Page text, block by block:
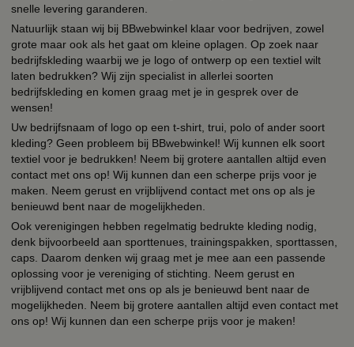
snelle levering garanderen.
Natuurlijk staan wij bij BBwebwinkel klaar voor bedrijven, zowel
grote maar ook als het gaat om kleine oplagen. Op zoek naar
bedrijfskleding waarbij we je logo of ontwerp op een textiel wilt
laten bedrukken? Wij zijn specialist in allerlei soorten
bedrijfskleding en komen graag met je in gesprek over de
wensen!
Uw bedrijfsnaam of logo op een t-shirt, trui, polo of ander soort
kleding? Geen probleem bij BBwebwinkel! Wij kunnen elk soort
textiel voor je bedrukken! Neem bij grotere aantallen altijd even
contact met ons op! Wij kunnen dan een scherpe prijs voor je
maken. Neem gerust en vrijblijvend contact met ons op als je
benieuwd bent naar de mogelijkheden.
Ook verenigingen hebben regelmatig bedrukte kleding nodig,
denk bijvoorbeeld aan sporttenues, trainingspakken, sporttassen,
caps. Daarom denken wij graag met je mee aan een passende
oplossing voor je vereniging of stichting. Neem gerust en
vrijblijvend contact met ons op als je benieuwd bent naar de
mogelijkheden. Neem bij grotere aantallen altijd even contact met
ons op! Wij kunnen dan een scherpe prijs voor je maken!